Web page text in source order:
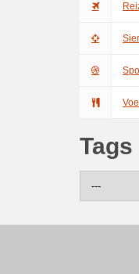
Tags